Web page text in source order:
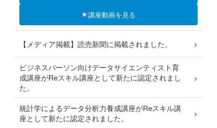
講座動画を見る
【メディア掲載】読売新聞に掲載されました。 ›
ビジネスパーソン向けデータサイエンティスト育
成講座がReスキル講座として新たに認定されまし
た。
›
統計学によるデータ分析力養成講座がReスキル講
座として新たに認定されました。
›